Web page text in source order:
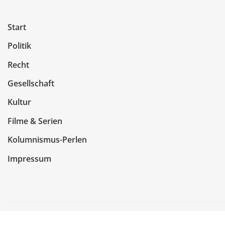
Start
Politik
Recht
Gesellschaft
Kultur
Filme & Serien
Kolumnismus-Perlen
Impressum